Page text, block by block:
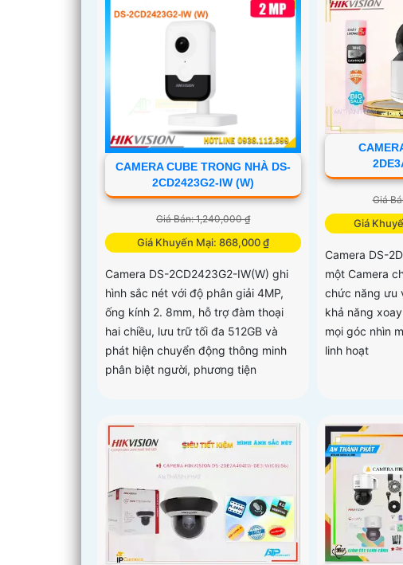
Ngoại 10m Hồng Ngoại Smart
💢 Camera Thiết Kế
️🛃 Khả Năng :
CAMERA CUBE TRONG NHÀ DS-
2CD2423G2-IW (W)
Giá Bán: 1,240,000 ₫
Giá Khuyến Mại: 868,000 ₫
Camera DS-2CD2423G2-IW(W) ghi
hình sắc nét với độ phân giải 4MP,
ống kính 2. 8mm, hỗ trợ đàm thoại
hai chiều, lưu trữ tối đa 512GB và
phát hiện chuyển động thông minh
phân biệt người, phương tiện
Giá
Giá
Camera DS-
một Camera
chức năng ưu
khả năng
mọi góc nhìn
linh hoạt